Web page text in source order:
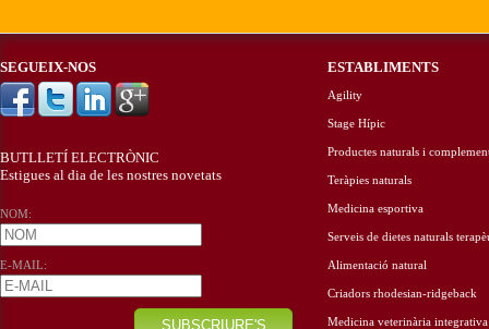
SEGUEIX-NOS
BUTLLETÍ ELECTRÒNIC
Estigues al dia de les nostres novetats
NOM:
E-MAIL:
ESTABLIMENTS
Agility
Stage Hípic
Productes naturals i
Teràpies naturals
Medicina esportiva
Serveis de dietes naturals
Alimentació natural
Criadors rhodesian-ridgeback
Medicina veterinària integrativa